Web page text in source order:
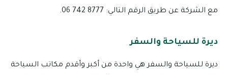
مع الشركة عن طريق الرقم التالي: 8777 742 06.
ديرة للسياحة والسفر
ديرة للسياحة والسفر هي واحدة من أكبر وأقدم مكاتب السياحة